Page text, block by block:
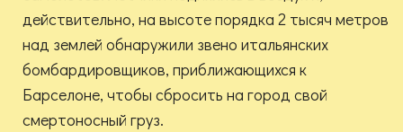
действительно, на высоте порядка 2 тысяч метров
над землей обнаружили звено итальянских
бомбардировщиков, приближающихся к
Барселоне, чтобы сбросить на город свой
смертоносный груз.